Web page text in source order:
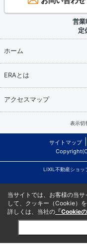
営業
定
ホーム
ERAとは
アクセスマップ
表示切
サイトマップ
LIXIL不動産ショッ
当サイトでは、お客様の当
して、クッキー（Cookie）を
詳しくは、当社の 「Cookie